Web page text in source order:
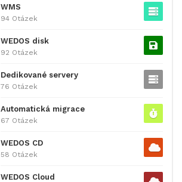
WMS
94 Otázek
WEDOS disk
92 Otázek
Dedikované servery
76 Otázek
Automatická migrace
67 Otázek
WEDOS CD
58 Otázek
WEDOS Cloud